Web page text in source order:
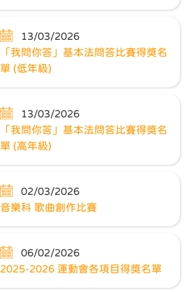
13/03/2026
「我問你答」基本法問答比賽得獎名
單 (低年級)
13/03/2026
「我問你答」基本法問答比賽得獎名
單 (高年級)
02/03/2026
音樂科 歌曲創作比賽
06/02/2026
2025-2026 運動會各項目得獎名單